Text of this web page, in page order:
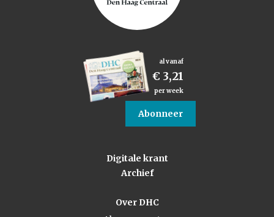
al vanaf
€ 3,21
per week
Abonneer
Digitale krant
Archief
Over DHC